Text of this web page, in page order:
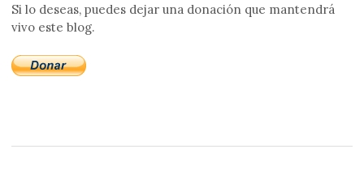
Si lo deseas, puedes dejar una donación que mantendrá
vivo este blog.